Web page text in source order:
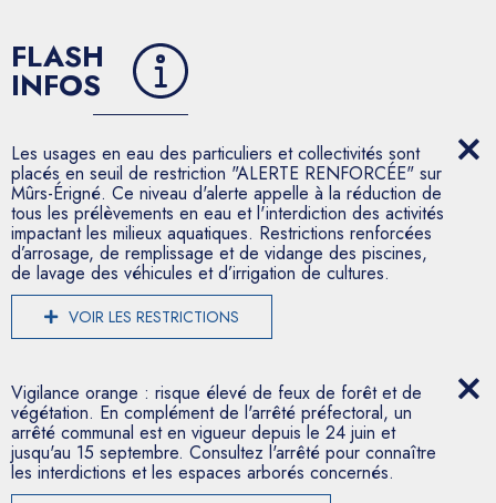
FLASH
INFOS
Les usages en eau des particuliers et collectivités sont
placés en seuil de restriction "ALERTE RENFORCÉE" sur
Mûrs-Érigné. Ce niveau d'alerte appelle à la réduction de
tous les prélèvements en eau et l'interdiction des activités
impactant les milieux aquatiques. Restrictions renforcées
d’arrosage, de remplissage et de vidange des piscines,
de lavage des véhicules et d’irrigation de cultures.
VOIR LES RESTRICTIONS
Vigilance orange : risque élevé de feux de forêt et de
végétation. En complément de l'arrêté préfectoral, un
arrêté communal est en vigueur depuis le 24 juin et
jusqu'au 15 septembre. Consultez l'arrêté pour connaître
les interdictions et les espaces arborés concernés.